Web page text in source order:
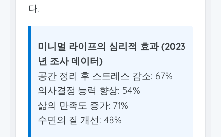
다.
미니멀 라이프의 심리적 효과 (2023
년 조사 데이터)
공간 정리 후 스트레스 감소: 67%
의사결정 능력 향상: 54%
삶의 만족도 증가: 71%
수면의 질 개선: 48%